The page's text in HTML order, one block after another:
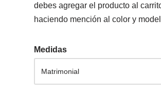
debes agregar el producto al
haciendo mención al color y
Medidas